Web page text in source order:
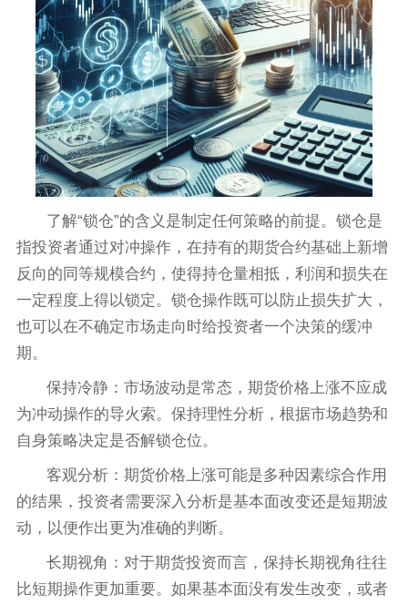
了解“锁仓”的含义是制定任何策略的前提。锁仓是
指投资者通过对冲操作，在持有的期货合约基础上新增
反向的同等规模合约，使得持仓量相抵，利润和损失在
一定程度上得以锁定。锁仓操作既可以防止损失扩大，
也可以在不确定市场走向时给投资者一个决策的缓冲
期。
保持冷静：市场波动是常态，期货价格上涨不应成
为冲动操作的导火索。保持理性分析，根据市场趋势和
自身策略决定是否解锁仓位。
客观分析：期货价格上涨可能是多种因素综合作用
的结果，投资者需要深入分析是基本面改变还是短期波
动，以便作出更为准确的判断。
长期视角：对于期货投资而言，保持长期视角往往
比短期操作更加重要。如果基本面没有发生改变，或者